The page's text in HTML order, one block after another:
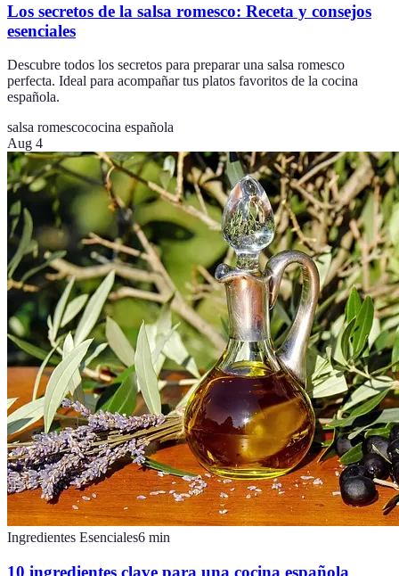
Los secretos de la salsa romesco: Receta y consejos
esenciales
Descubre todos los secretos para preparar una salsa romesco
perfecta. Ideal para acompañar tus platos favoritos de la cocina
española.
salsa romescococina española
Aug 4
Ingredientes Esenciales6 min
10 ingredientes clave para una cocina española